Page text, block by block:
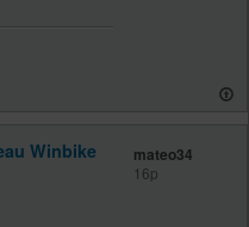
Winbike
mateo34
16p